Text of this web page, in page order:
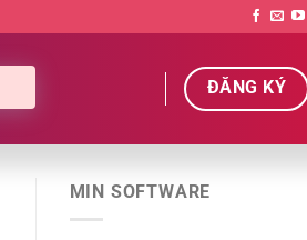
ĐĂNG KÝ
MIN SOFTWARE